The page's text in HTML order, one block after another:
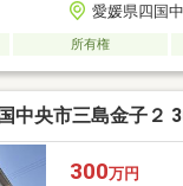
愛媛県四国
所有権
中央市三島金子２
300万円